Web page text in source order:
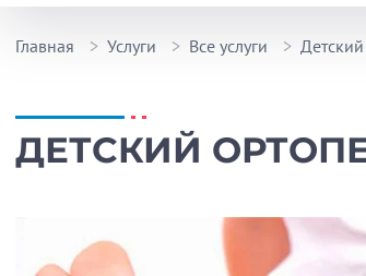
Главная Услуги Все услуги
ДЕТСКИЙ